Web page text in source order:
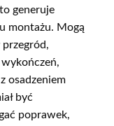
generuje
montażu. Mogą
osadzeniem
być
poprawek,